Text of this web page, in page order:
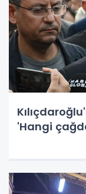
'Hangi